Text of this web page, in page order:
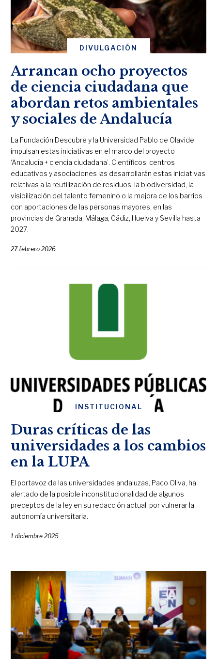
DIVULGACIÓN
Arrancan ocho proyectos
de ciencia ciudadana que
abordan retos ambientales
y sociales de Andalucía
La Fundación Descubre y la Universidad Pablo de Olavide
impulsan estas iniciativas en el marco del proyecto
‘Andalucía + ciencia ciudadana’. Científicos, centros
educativos y asociaciones las desarrollarán estas iniciativas
relativas a la reutilización de residuos, la biodiversidad, la
visibilización del talento femenino o la mejora de los barrios
con aportaciones de las personas mayores, en las
provincias de Granada, Málaga, Cádiz, Huelva y Sevilla hasta
2027.
27 febrero 2026
INSTITUCIONAL
Duras críticas de las
universidades a los cambios
en la LUPA
El portavoz de las universidades andaluzas, Paco Oliva, ha
alertado de la posible inconstitucionalidad de algunos
preceptos de la ley en su redacción actual, por vulnerar la
autonomía universitaria.
1 diciembre 2025